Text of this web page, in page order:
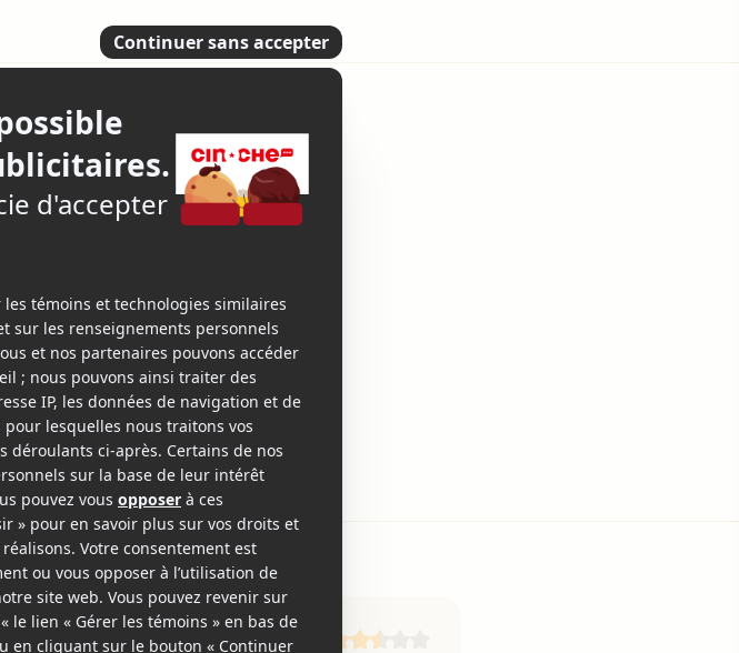
Médiafilm